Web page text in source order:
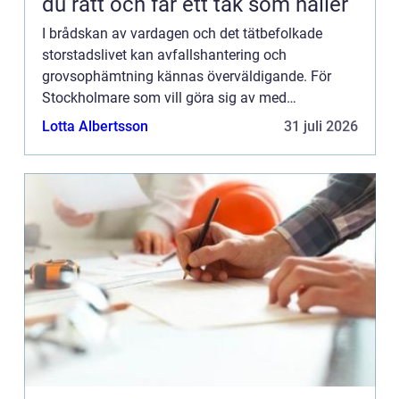
I brådskan av vardagen och det tätbefolkade
storstadslivet kan avfallshantering och
grovsophämtning kännas överväldigande. För
Stockholmare som vill göra sig av med
skrymmande avfall utan krångel erbjuds...
Lotta Albertsson 31 juli 2026